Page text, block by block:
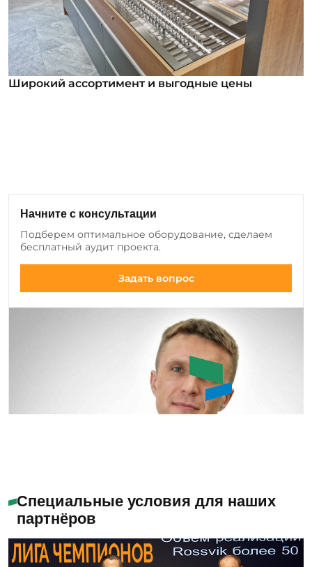
Широкий ассортимент и выгодные цены
добавляем новые позиции оборудования и
инструмента, а также совершенствуем
существующие модели.
Начните с консультации
Подберем оптимальное оборудование, сделаем
бесплатный аудит проекта.
Задать вопрос
Специальные условия для наших
партнёров